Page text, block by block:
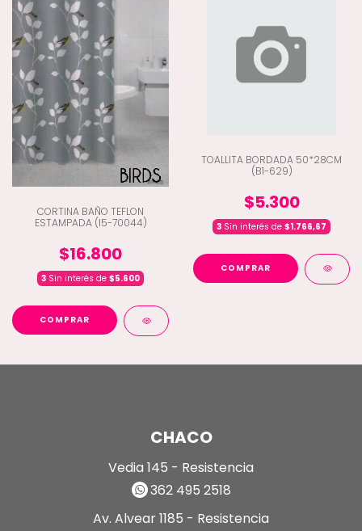
CORTINA BAÑO TEFLON
ESTAMPADA (I5-70044)
$16.800
3 Sin interés de $5.600
COMPRAR
TOALLITA BORDADA 50*28CM
(B1-629)
$5.300
3 Sin interés de $1.766,67
COMPRAR
CHACO
Vedia 145 - Resistencia
362 495 2518
Av. Alvear 1185 - Resistencia